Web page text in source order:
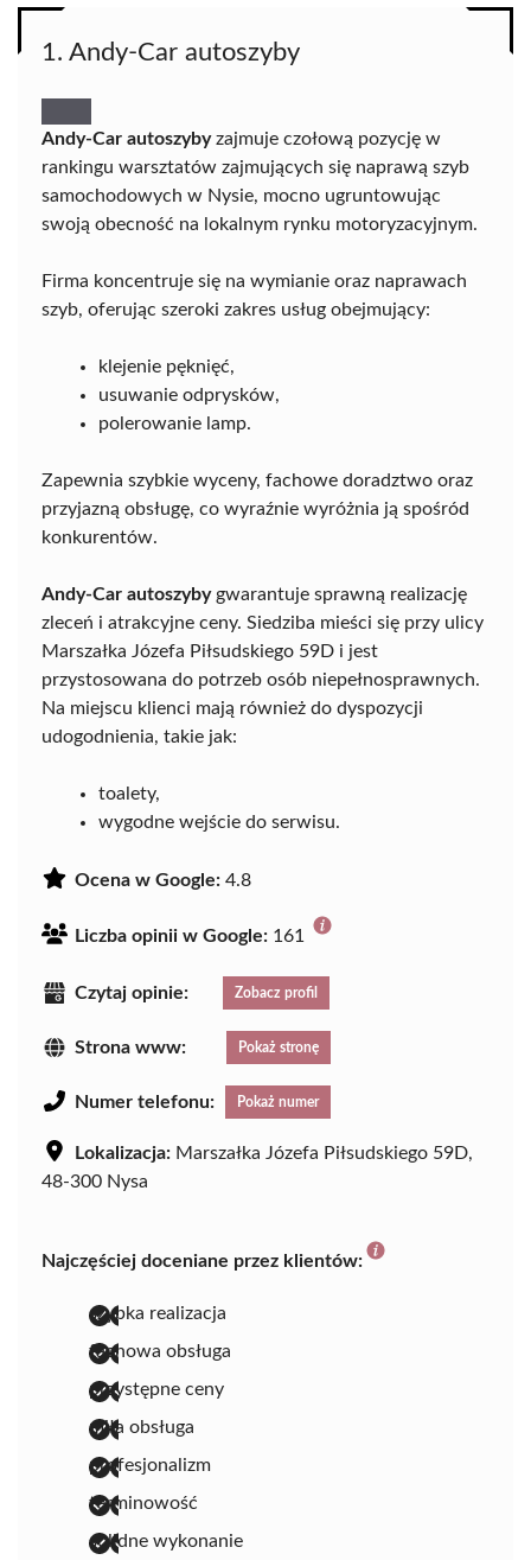
1. Andy-Car autoszyby
Andy-Car autoszybyzajmuje czołową pozycję w
rankingu warsztatów zajmujących się naprawą szyb
samochodowych w Nysie, mocno ugruntowując
swoją obecność na lokalnym rynku motoryzacyjnym.
Firma koncentruje się na wymianie oraz naprawach
szyb, oferując szeroki zakres usług obejmujący:
klejenie pęknięć,
usuwanie odprysków,
polerowanie lamp.
Zapewnia szybkie wyceny, fachowe doradztwo oraz
przyjazną obsługę, co wyraźnie wyróżnia ją spośród
konkurentów.
Andy-Car autoszybygwarantuje sprawną realizację
zleceń i atrakcyjne ceny. Siedziba mieści się przy ulicy
Marszałka Józefa Piłsudskiego 59D i jest
przystosowana do potrzeb osób niepełnosprawnych.
Na miejscu klienci mają również do dyspozycji
udogodnienia, takie jak:
toalety,
wygodne wejście do serwisu.
Ocena w Google: 4.8
Liczba opinii w Google: 161
Czytaj opinie: Zobacz profil
Strona www: Pokaż stronę
Numer telefonu: Pokaż numer
Lokalizacja: Marszałka Józefa Piłsudskiego 59D,
48-300 Nysa
Najczęściej doceniane przez klientów:
szybka realizacja
fachowa obsługa
przystępne ceny
miła obsługa
profesjonalizm
terminowość
solidne wykonanie